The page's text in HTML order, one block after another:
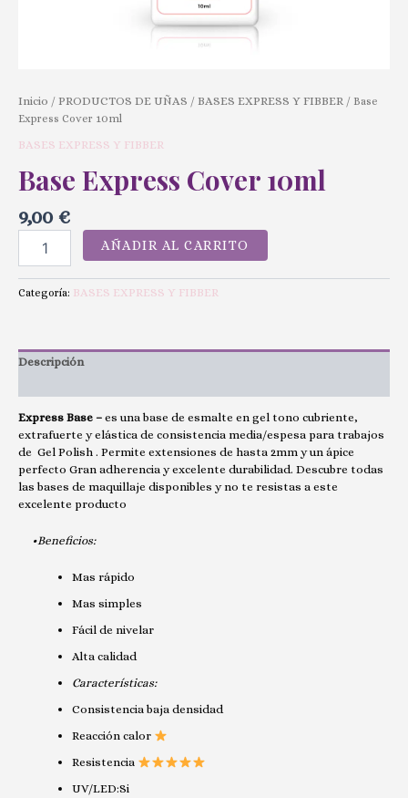
Inicio / PRODUCTOS DE UÑAS / BASES EXPRESS Y FIBBER / Base
Express Cover 10ml
BASES EXPRESS Y FIBBER
Base Express Cover 10ml
9,00 €
AÑADIR AL CARRITO
Categoría: BASES EXPRESS Y FIBBER
Descripción
Express Base – es una base de esmalte en gel tono cubriente,
extrafuerte y elástica de consistencia media/espesa para trabajos
de Gel Polish . Permite extensiones de hasta 2mm y un ápice
perfecto Gran adherencia y excelente durabilidad. Descubre todas
las bases de maquillaje disponibles y no te resistas a este
excelente producto
•Beneficios:
Mas rápido
Mas simples
Fácil de nivelar
Alta calidad
Características:
Consistencia baja densidad
Reacción calor
Resistencia
UV/LED:Si